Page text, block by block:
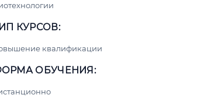
КУРСОВ:
квалификации
ОБУЧЕНИЯ: